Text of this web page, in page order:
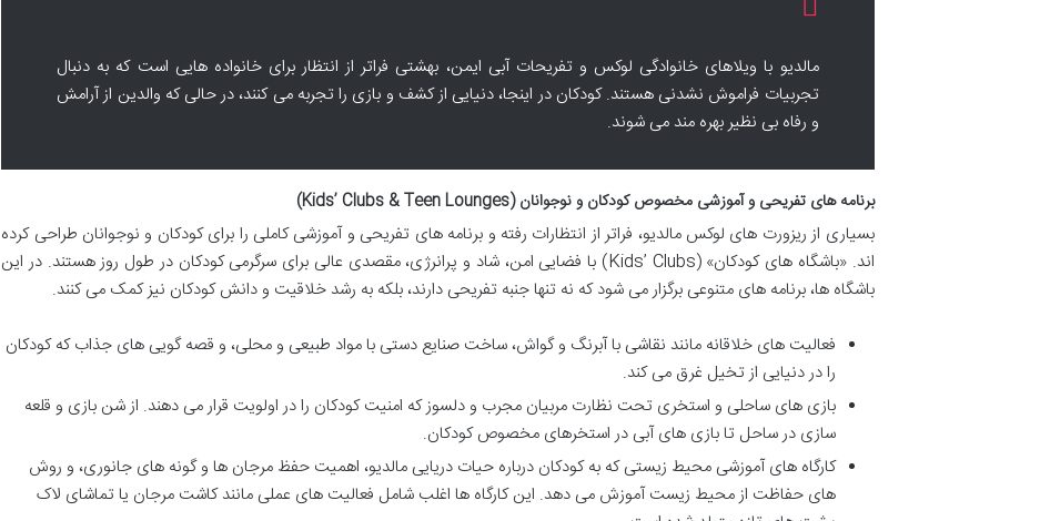
مالدیو با ویلاهای خانوادگی لوکس و تفریحات آبی ایمن، بهشتی فراتر از انتظار برای خانواده هایی است که به دنبال
تجربیات فراموش نشدنی هستند. کودکان در اینجا، دنیایی از کشف و بازی را تجربه می کنند، در حالی که والدین از آرامش
و رفاه بی نظیر بهره مند می شوند.
برنامه های تفریحی و آموزشی مخصوص کودکان و نوجوانان (Kids’ Clubs & Teen Lounges)
بسیاری از ریزورت های لوکس مالدیو، فراتر از انتظارات رفته و برنامه های تفریحی و آموزشی کاملی را برای کودکان و نوجوانان طراحی کرده
اند. «باشگاه های کودکان» (Kids’ Clubs) با فضایی امن، شاد و پرانرژی، مقصدی عالی برای سرگرمی کودکان در طول روز هستند. در این
باشگاه ها، برنامه های متنوعی برگزار می شود که نه تنها جنبه تفریحی دارند، بلکه به رشد خلاقیت و دانش کودکان نیز کمک می کنند.
فعالیت های خلاقانه مانند نقاشی با آبرنگ و گواش، ساخت صنایع دستی با مواد طبیعی و محلی، و قصه گویی های جذاب که کودکان
را در دنیایی از تخیل غرق می کند.
بازی های ساحلی و استخری تحت نظارت مربیان مجرب و دلسوز که امنیت کودکان را در اولویت قرار می دهند. از شن بازی و قلعه
سازی در ساحل تا بازی های آبی در استخرهای مخصوص کودکان.
کارگاه های آموزشی محیط زیستی که به کودکان درباره حیات دریایی مالدیو، اهمیت حفظ مرجان ها و گونه های جانوری، و روش
های حفاظت از محیط زیست آموزش می دهد. این کارگاه ها اغلب شامل فعالیت های عملی مانند کاشت مرجان یا تماشای لاک